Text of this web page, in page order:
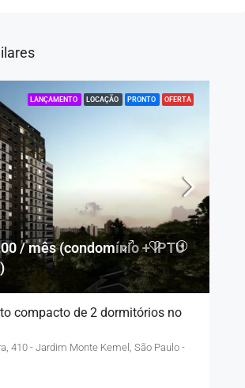
LANÇAMENTO LOCAÇÃO PRONTO OFERTA
/ mês (condomínio + IPTU
compacto de 2 dormitórios no
410 - Jardim Monte Kemel, São Paulo -